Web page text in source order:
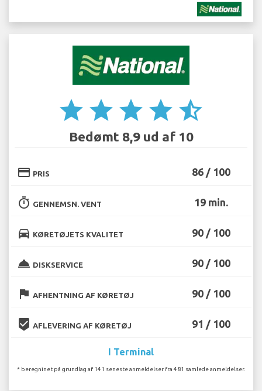
star star star star star_half
Bedømt 8,9 ud af 10
credit_card PRIS 86 / 100
timer GENNEMSN. VENT 19 min.
directions_car KØRETØJETS KVALITET 90 / 100
room_service DISKSERVICE 90 / 100
flag AFHENTNING AF KØRETØJ 90 / 100
beenhere AFLEVERING AF KØRETØJ 91 / 100
I Terminal
* beregninet på grundlag af 141 seneste anmeldelser fra 481 samlede anmeldelser.